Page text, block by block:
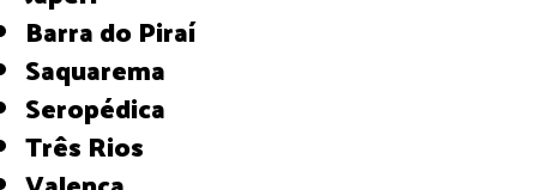
Barra do Piraí
Saquarema
Seropédica
Três Rios